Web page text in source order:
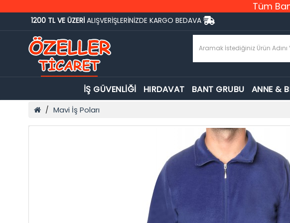
Tüm
1200 TL VE ÜZERİ ALIŞVERİŞLERİNİZDE KARGO BEDAVA
İŞ GÜVENLİĞİ HIRDAVAT BANT GRUBU ANNE &
Mavi İş Poları